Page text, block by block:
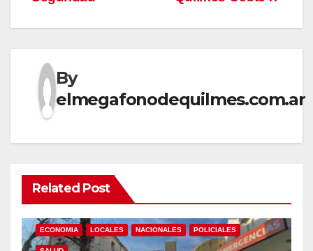
By
elmegafonodequilmes.com.ar
Related Post
ECONOMIA LOCALES NACIONALES POLICIALES